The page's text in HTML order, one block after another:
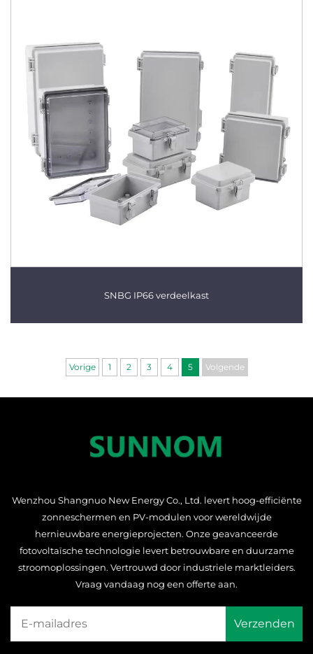
SNBG IP66 verdeelkast
Vorige 1 2 3 4 5 Volgende
Wenzhou Shangnuo New Energy Co., Ltd. levert hoog-efficiënte
zonneschermen en PV-modulen voor wereldwijde
hernieuwbare energieprojecten. Onze geavanceerde
fotovoltaïsche technologie levert betrouwbare en duurzame
stroomoplossingen. Vertrouwd door industriele marktleiders.
Vraag vandaag nog een offerte aan.